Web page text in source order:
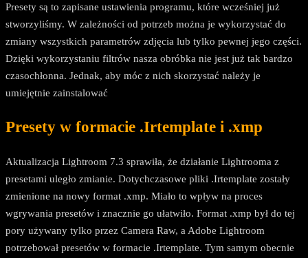
Presety są to zapisane ustawienia programu, które wcześniej już
stworzyliśmy. W zależności od potrzeb można je wykorzystać do
zmiany wszystkich parametrów zdjęcia lub tylko pewnej jego części.
Dzięki wykorzystaniu filtrów nasza obróbka nie jest już tak bardzo
czasochłonna. Jednak, aby móc z nich skorzystać należy je
umiejętnie zainstalować
Presety w formacie .Irtemplate i .xmp
Aktualizacja Lightroom 7.3 sprawiła, że działanie Lightrooma z
presetami uległo zmianie. Dotychczasowe pliki .Irtemplate zostały
zmienione na nowy format .xmp. Miało to wpływ na proces
wgrywania presetów i znacznie go ułatwiło. Format .xmp był do tej
pory używany tylko przez Camera Raw, a Adobe Lightroom
potrzebował presetów w formacie .Irtemplate. Tym samym obecnie